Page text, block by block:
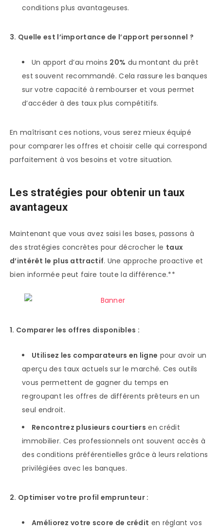
conditions plus avantageuses.
3. Quelle est l’importance de l’apport personnel ?
Un apport d’au moins 20% du montant du prêt
est souvent recommandé. Cela rassure les banques
sur votre capacité à rembourser et vous permet
d’accéder à des taux plus compétitifs.
En maîtrisant ces notions, vous serez mieux équipé
pour comparer les offres et choisir celle qui correspond
parfaitement à vos besoins et votre situation.
Les stratégies pour obtenir un taux
avantageux
Maintenant que vous avez saisi les bases, passons à
des stratégies concrètes pour décrocher le taux
d’intérêt le plus attractif. Une approche proactive et
bien informée peut faire toute la différence.**
1. Comparer les offres disponibles :
Utilisez les comparateurs en ligne pour avoir un
aperçu des taux actuels sur le marché. Ces outils
vous permettent de gagner du temps en
regroupant les offres de différents prêteurs en un
seul endroit.
Rencontrez plusieurs courtiers en crédit
immobilier. Ces professionnels ont souvent accès à
des conditions préférentielles grâce à leurs relations
privilégiées avec les banques.
2. Optimiser votre profil emprunteur :
Améliorez votre score de crédit en réglant vos